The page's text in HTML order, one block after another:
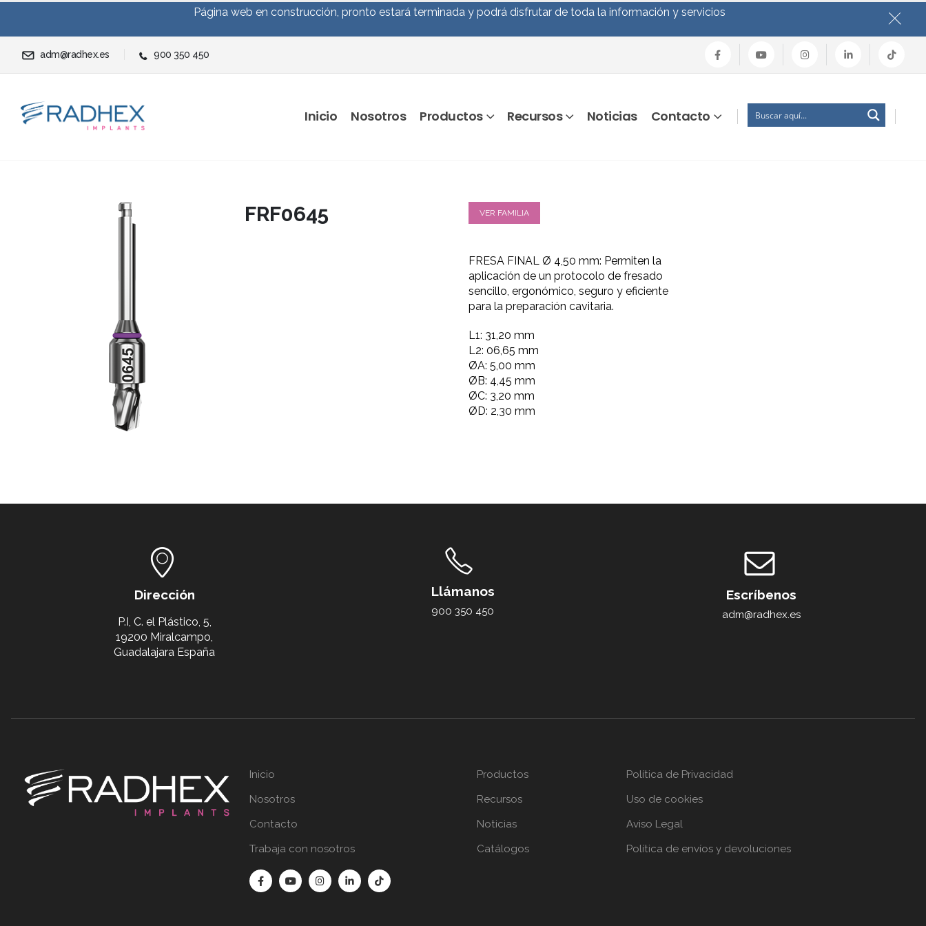
Página web en construcción, pronto estará terminada y podrá disfrutar de toda la información y servicios
adm@radhex.es 900 350 450
Inicio Nosotros Productos Recursos Noticias Contacto
FRF0645 VER FAMILIA
FRESA FINAL Ø 4,50 mm: Permiten la
aplicación de un protocolo de fresado
sencillo, ergonómico, seguro y eficiente
para la preparación cavitaria.
L1: 31,20 mm
L2: 06,65 mm
ØA: 5,00 mm
ØB: 4,45 mm
ØC: 3,20 mm
ØD: 2,30 mm
Dirección
P.I, C. el Plástico, 5,
19200 Miralcampo,
Guadalajara España
Llámanos
900 350 450
Escríbenos
adm@radhex.es
Inicio
Nosotros
Contacto
Trabaja con nosotros
Productos
Recursos
Noticias
Catálogos
Política de Privacidad
Uso de cookies
Aviso Legal
Política de envíos y devoluciones